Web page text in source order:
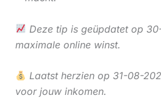
Deze tip is geüpdatet op
maximale online winst.
Laatst herzien op 31-08-
voor jouw inkomen.